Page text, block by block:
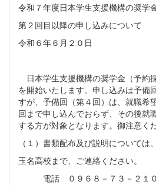
令和７年度日本学生支援機構の奨学
第２回目以降の申し込みについて
令和６年６月２０日
日本学生支援機構の奨学金（予約
を開始いたします。申し込みは予備
すが、予備回（第４回）は、就職希
回まで申し込んでおらず、その後就
する方が対象となります。御注意く
（１）書類配布及び説明については
玉名高校まで、ご連絡ください。
電話 ０９６８－７３－２１０